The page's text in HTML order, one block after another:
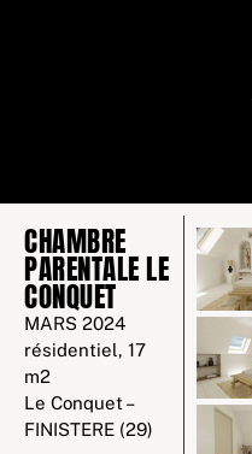
CHAMBRE
PARENTALE LE
CONQUET
MARS 2024
résidentiel, 17
m2
Le Conquet –
FINISTERE (29)